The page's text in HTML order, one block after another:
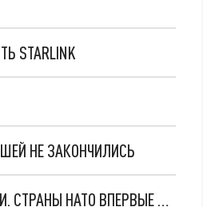
STARLINK
НЕ ЗАКОНЧИЛИСЬ
"ОЧЕНЬ ПЛОХИЕ НОВОСТИ": БОЛЬШАЯ ОШИБКА PALANTIR В РОССИИ. СТРАНЫ НАТО ВПЕРВЫЕ ЗА СВО ОСТАНОВИЛИ ПОСТАВКИ ОРУЖИЯ. ВСУ ТЕРЯЮТ ПРИГРАНИЧЬЕ?